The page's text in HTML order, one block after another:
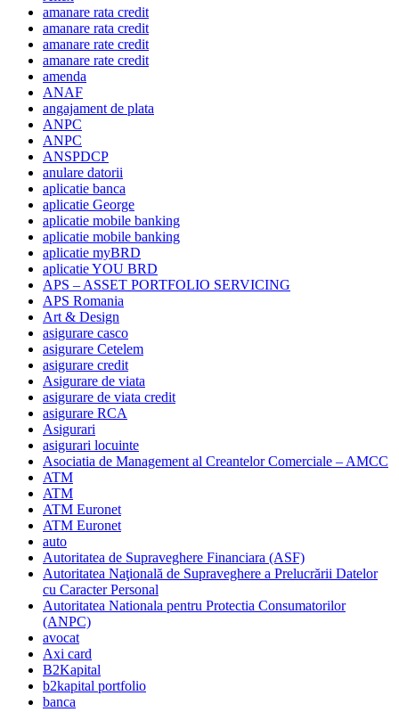
amanare rata credit
amanare rata credit
amanare rate credit
amanare rate credit
amenda
ANAF
angajament de plata
ANPC
ANPC
ANSPDCP
anulare datorii
aplicatie banca
aplicatie George
aplicatie mobile banking
aplicatie mobile banking
aplicatie myBRD
aplicatie YOU BRD
APS – ASSET PORTFOLIO SERVICING
APS Romania
Art & Design
asigurare casco
asigurare Cetelem
asigurare credit
Asigurare de viata
asigurare de viata credit
asigurare RCA
Asigurari
asigurari locuinte
Asociatia de Management al Creantelor Comerciale – AMCC
ATM
ATM
ATM Euronet
ATM Euronet
auto
Autoritatea de Supraveghere Financiara (ASF)
Autoritatea Naţională de Supraveghere a Prelucrării Datelor
cu Caracter Personal
Autoritatea Nationala pentru Protectia Consumatorilor
(ANPC)
avocat
Axi card
B2Kapital
b2kapital portfolio
banca